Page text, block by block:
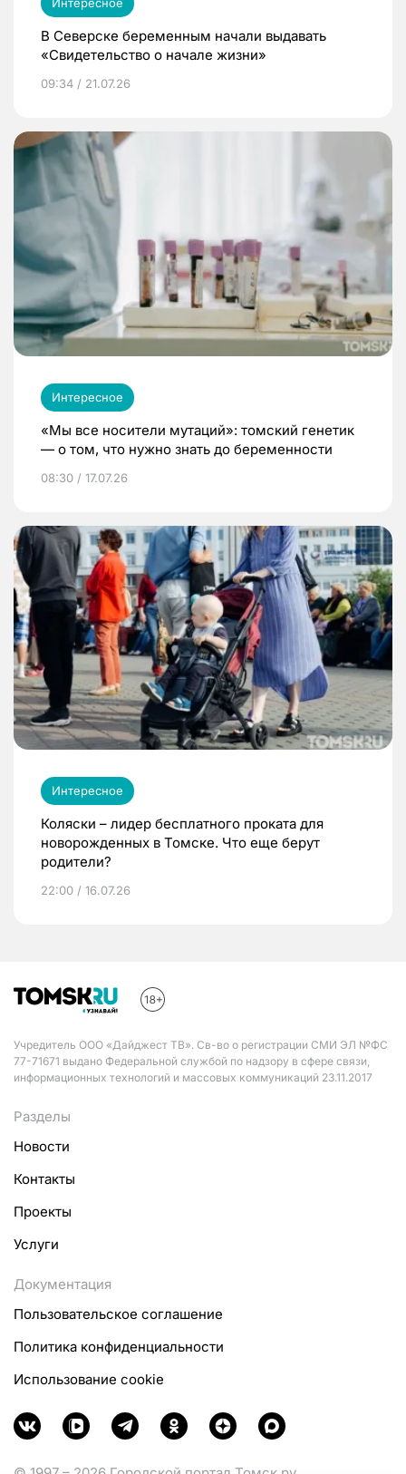
В Северске беременным начали выдавать
«Свидетельство о начале жизни»
09:34 / 21.07.26
Интересное
«Мы все носители мутаций»: томский генетик
— о том, что нужно знать до беременности
08:30 / 17.07.26
Интересное
Коляски – лидер бесплатного проката для
новорожденных в Томске. Что еще берут
родители?
22:00 / 16.07.26
Учредитель ООО «Дайджест ТВ». Св-во о регистрации СМИ ЭЛ №ФС
77-71671 выдано Федеральной службой по надзору в сфере связи,
информационных технологий и массовых коммуникаций 23.11.2017
Разделы
Новости
Контакты
Проекты
Услуги
Документация
Пользовательское соглашение
Политика конфиденциальности
Использование cookie